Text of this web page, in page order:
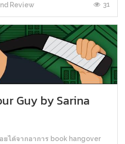
Review 31
Guy by Sarina
ยได้จากอาการ book hangover